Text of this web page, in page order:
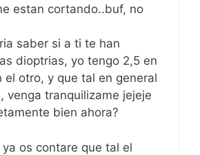
estan cortando..buf, no
saber si a ti te han
dioptrias, yo tengo 2,5 en
el otro, y que tal en general
venga tranquilizame jejeje
bien ahora?
os contare que tal el